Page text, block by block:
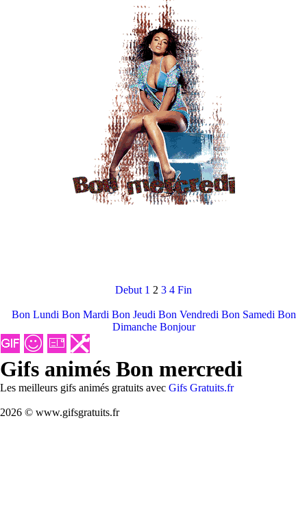
Debut 1 2 3 4 Fin
Bon Lundi Bon Mardi Bon Jeudi Bon Vendredi Bon Samedi Bon
Dimanche Bonjour
Gifs animés Bon mercredi
Les meilleurs gifs animés gratuits avec Gifs Gratuits.fr
2026 © www.gifsgratuits.fr